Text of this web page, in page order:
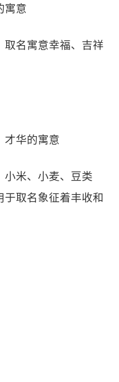
寓意
取名寓意幸福、吉祥
才华的寓意
小米、小麦、豆类
取名象征着丰收和